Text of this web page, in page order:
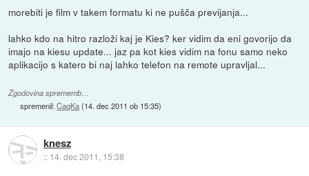
morebiti je film v takem formatu ki ne pušča previjanja...
lahko kdo na hitro razloži kaj je Kies? ker vidim da eni govorijo da
imajo na kiesu update... jaz pa kot kies vidim na fonu samo neko
aplikacijo s katero bi naj lahko telefon na remote upravljal...
Zgodovina sprememb…
spremenil:CaqKa(14. dec 2011 ob 15:35)
knesz
:: 14. dec 2011, 15:38